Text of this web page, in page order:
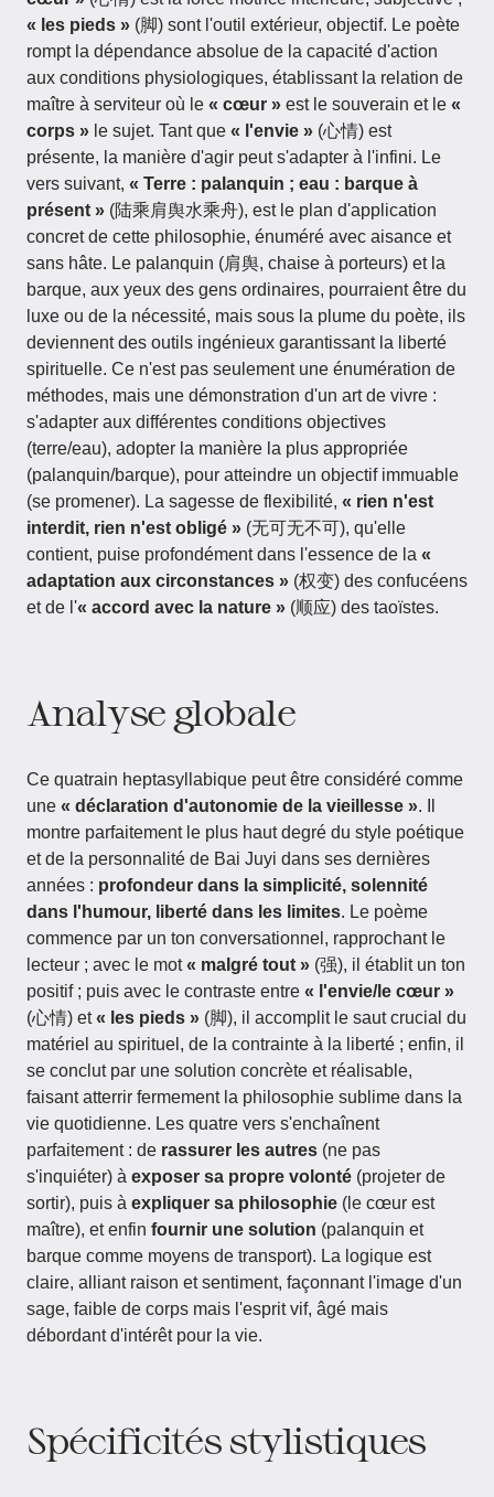
« les pieds » (脚) sont l'outil extérieur, objectif. Le poète
rompt la dépendance absolue de la capacité d'action
aux conditions physiologiques, établissant la relation de
maître à serviteur où le « cœur » est le souverain et le «
corps » le sujet. Tant que « l'envie » (心情) est
présente, la manière d'agir peut s'adapter à l'infini. Le
vers suivant, « Terre : palanquin ; eau : barque à
présent » (陆乘肩舆水乘舟), est le plan d'application
concret de cette philosophie, énuméré avec aisance et
sans hâte. Le palanquin (肩舆, chaise à porteurs) et la
barque, aux yeux des gens ordinaires, pourraient être du
luxe ou de la nécessité, mais sous la plume du poète, ils
deviennent des outils ingénieux garantissant la liberté
spirituelle. Ce n'est pas seulement une énumération de
méthodes, mais une démonstration d'un art de vivre :
s'adapter aux différentes conditions objectives
(terre/eau), adopter la manière la plus appropriée
(palanquin/barque), pour atteindre un objectif immuable
(se promener). La sagesse de flexibilité, « rien n'est
interdit, rien n'est obligé » (无可无不可), qu'elle
contient, puise profondément dans l'essence de la «
adaptation aux circonstances » (权变) des confucéens
et de l'« accord avec la nature » (顺应) des taoïstes.
Analyse globale
Ce quatrain heptasyllabique peut être considéré comme
une « déclaration d'autonomie de la vieillesse ». Il
montre parfaitement le plus haut degré du style poétique
et de la personnalité de Bai Juyi dans ses dernières
années : profondeur dans la simplicité, solennité
dans l'humour, liberté dans les limites. Le poème
commence par un ton conversationnel, rapprochant le
lecteur ; avec le mot« malgré tout » (强), il établit un ton
positif ; puis avec le contraste entre « l'envie/le cœur »
(心情) et« les pieds » (脚), il accomplit le saut crucial du
matériel au spirituel, de la contrainte à la liberté ; enfin, il
se conclut par une solution concrète et réalisable,
faisant atterrir fermement la philosophie sublime dans la
vie quotidienne. Les quatre vers s'enchaînent
parfaitement : de rassurer les autres (ne pas
s'inquiéter) à exposer sa propre volonté (projeter de
sortir), puis à expliquer sa philosophie (le cœur est
maître), et enfin fournir une solution (palanquin et
barque comme moyens de transport). La logique est
claire, alliant raison et sentiment, façonnant l'image d'un
sage, faible de corps mais l'esprit vif, âgé mais
débordant d'intérêt pour la vie.
Spécificités stylistiques